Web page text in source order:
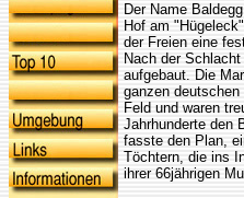
Der Name
Hof am
der Freien eine
Nach der
aufgebaut. Die
ganzen
Feld und waren
Jahrhunderte den
fasste den Plan,
Töchtern, die ins
ihrer 66jährigen